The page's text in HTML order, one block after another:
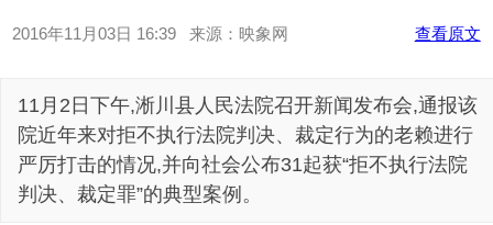
2016年11月03日 16:39 来源：映象网 查看原文
11月2日下午,淅川县人民法院召开新闻发布会,通报该
院近年来对拒不执行法院判决、裁定行为的老赖进行
严厉打击的情况,并向社会公布31起获“拒不执行法院
判决、裁定罪”的典型案例。